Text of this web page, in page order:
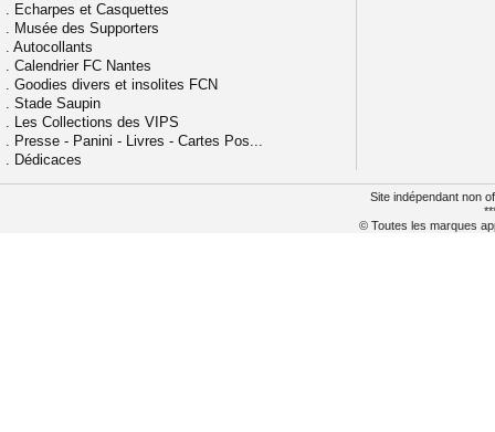
. Echarpes et Casquettes
. Musée des Supporters
. Autocollants
. Calendrier FC Nantes
. Goodies divers et insolites FCN
. Stade Saupin
. Les Collections des VIPS
. Presse - Panini - Livres - Cartes Pos...
. Dédicaces
Site indépendant non
© Toutes les marques